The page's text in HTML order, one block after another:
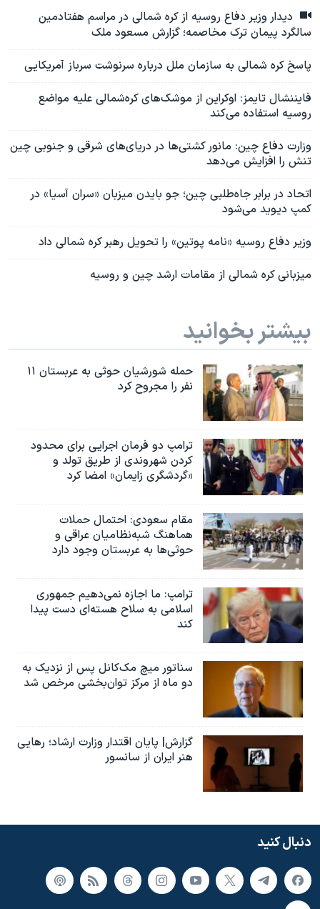
دیدار وزیر دفاع روسیه از کره شمالی در مراسم هفتادمین
سالگرد پیمان ترک مخاصمه؛ گزارش مسعود ملک
پاسخ کره شمالی به سازمان ملل درباره سرنوشت سرباز آمریکایی
فایننشال تایمز: اوکراین از موشک‌های کره‌شمالی علیه مواضع
روسیه استفاده می‌کند
وزارت دفاع چین: مانور کشتی‌ها در دریای‌‌های شرقی و جنوبی چین
تنش را افزایش می‌دهد
اتحاد در برابر جاه‌طلبی چین؛ جو بایدن میزبان «سران آسیا» در
کمپ دیوید می‌شود
وزیر دفاع روسیه «نامه پوتین» را تحویل رهبر کره شمالی داد
میزبانی کره شمالی از مقامات ارشد چین و روسیه
بیشتر بخوانید
حمله شورشیان حوثی به عربستان ۱۱
نفر را مجروح کرد
ترامپ دو فرمان اجرایی برای محدود
کردن شهروندی از طریق تولد و
«گردشگری زایمان» امضا کرد
مقام سعودی: احتمال حملات
هماهنگ شبه‌نظامیان عراقی و
حوثی‌ها به عربستان وجود دارد
ترامپ: ما اجازه نمی‌دهیم جمهوری
اسلامی به سلاح هسته‌ای دست پیدا
کند
سناتور میچ مک‌کانل پس از نزدیک به
دو ماه از مرکز توان‌بخشی مرخص شد
گزارش| پایان اقتدار وزارت ارشاد؛ رهایی
هنر ایران از سانسور
دنبال کنید